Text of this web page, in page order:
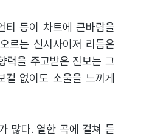
티 등이 차트에 큰바람을
르는 신시사이저 리듬은
력을 주고받은 진보는 그
없이도 소울을 느끼게
많다. 열한 곡에 걸쳐 듣